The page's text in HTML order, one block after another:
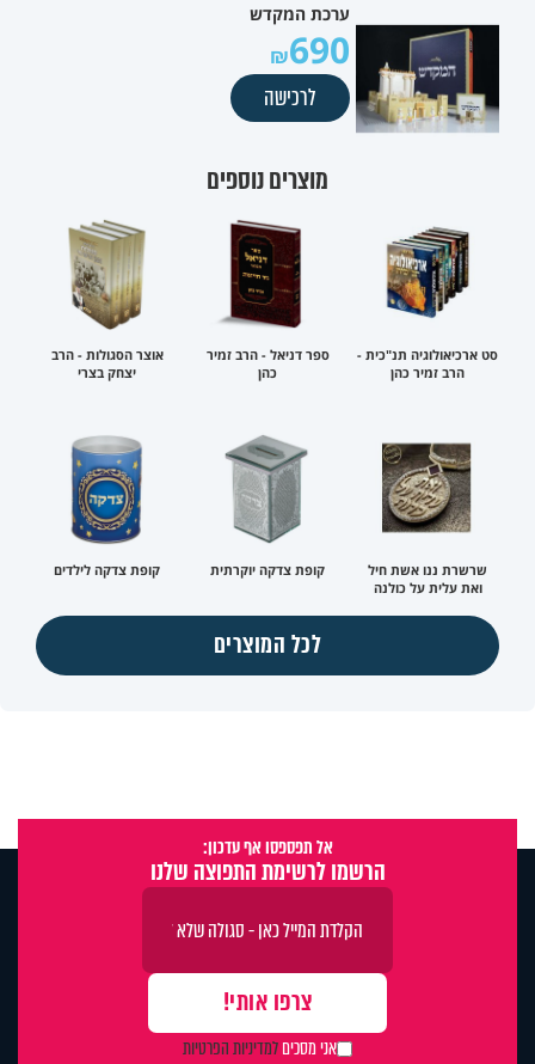
ערכת המקדש
690
לרכישה
מוצרים נוספים
סט ארכיאולוגיה תנ"כית -
הרב זמיר כהן
ספר דניאל - הרב זמיר
כהן
אוצר הסגולות - הרב
יצחק בצרי
שרשרת ננו אשת חיל
ואת עלית על כולנה
קופת צדקה יוקרתית קופת צדקה לילדים
לכל המוצרים
אל תפספסו אף עדכון:
הרשמו לרשימת התפוצה שלנו
אני מסכיםלמדיניות הפרטיות